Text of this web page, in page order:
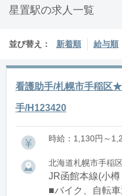
星置駅の求人一覧
並び替え： 新着順 給与順
看護助手/札幌市手稲区
手/H123420
時給：1,130円～
北海道札幌市手稲区
JR函館本線(小
■バイク、自転